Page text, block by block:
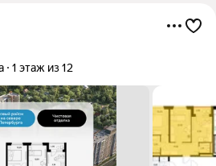
1 этаж из 12